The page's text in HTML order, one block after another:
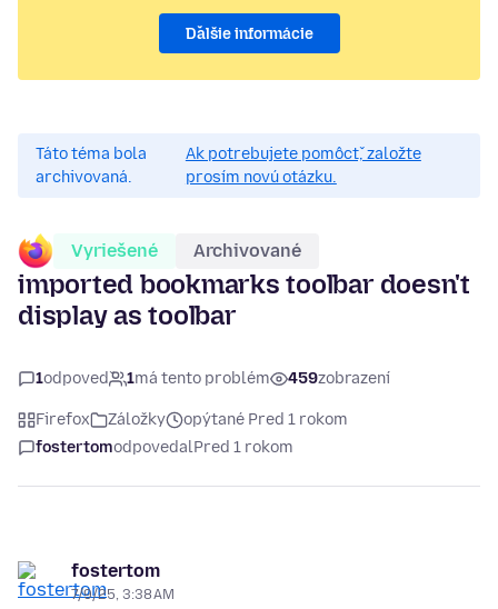
Ďalšie informácie
Táto téma bola
archivovaná.
Ak potrebujete pomôcť, založte
prosím novú otázku.
Vyriešené Archivované
imported bookmarks toolbar doesn't
display as toolbar
1odpoveď 1má tento problém 459zobrazení
Firefox Záložky
opýtané Pred 1 rokom
fostertomodpovedalPred 1 rokom
fostertom
7/9/25, 3:38 AM